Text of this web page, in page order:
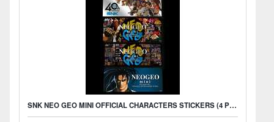
SNK NEO GEO MINI OFFICIAL CHARACTERS STICKERS (4 PCS)